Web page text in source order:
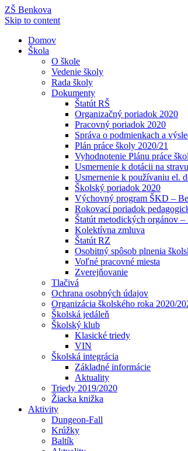
ZŠ Benkova
Skip to content
Domov
Škola
O škole
Vedenie školy
Rada školy
Dokumenty
Štatút RŠ
Organizačný poriadok 2020
Pracovný poriadok 2020
Správa o podmienkach a
Plán práce školy 2020/21
Vyhodnotenie Plánu práce
Usmernenie k dotácii na stravu
Usmernenie k používaniu el.
Školský poriadok 2020
Výchovný program ŠKD –
Rokovací poriadok
Štatút metodických orgánov
Kolektívna zmluva
Štatút RZ
Osobitný spôsob plnenia
Voľné pracovné miesta
Zverejňovanie
Tlačivá
Ochrana osobných údajov
Organizácia školského roka 2020/
Školská jedáleň
Školský klub
Klasické triedy
VIN
Školská integrácia
Základné informácie
Aktuality
Triedy 2019/2020
Žiacka knižka
Aktivity
Dungeon-Fall
Krúžky
Baltík